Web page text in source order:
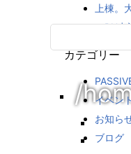
/
上棟。
（PH申
カテゴリー
イベン
お知ら
ブログ